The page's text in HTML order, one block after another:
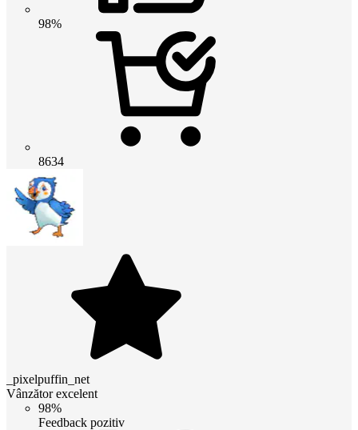
98%
8634
_pixelpuffin_net
Vânzător excelent
98%
Feedback pozitiv